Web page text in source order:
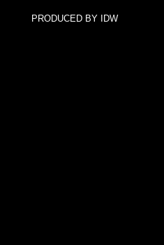
PRODUCED BY IDW